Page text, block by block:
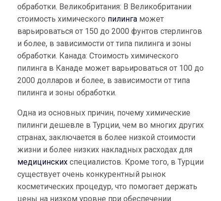
обработки. Великобритания: В Великобритании
стоимость химического пилингаможет
варьироваться от 150 до 2000 фунтов стерлингов
и более, в зависимости от типа пилинга и зоны
обработки. Канада: Стоимость химического
пилинга в Канаде может варьироваться от 100 до
2000 долларов и более, в зависимости от типа
пилинга и зоны обработки.
Одна из основных причин, почему химические
пилинги дешевле в Турции, чем во многих других
странах, заключается в более низкой стоимости
жизни и более низких накладных расходах для
медицинскихспециалистов. Кроме того, в Турции
существует очень конкурентный рынок
косметических процедур, что помогает держать
цены на низком уровне при обеспечении